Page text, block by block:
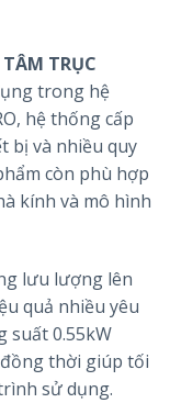
TRỤC
trong hệ
hệ thống cấp
bị và nhiều quy
còn phù hợp
kính và mô hình
lưu lượng lên
quả nhiều yêu
suất 0.55kW
thời giúp tối
sử dụng.